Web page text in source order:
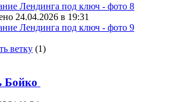
24.04.2026 в 19:31
ветку (1)
Бойко